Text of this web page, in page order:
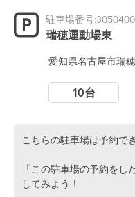
駐車場番号
瑞穂運動場東
愛知県名古屋市瑞
10台
こちらの駐車場は予約で
「この駐車場の予約を
してみよう！